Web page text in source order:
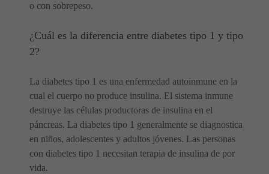
o con sobrepeso.
¿Cuál es la diferencia entre diabetes tipo 1 y tipo
2?
La diabetes tipo 1 es una enfermedad autoinmune en la
cual el cuerpo no produce insulina. El sistema inmune
destruye las células productoras de insulina en el
páncreas. La diabetes tipo 1 generalmente se diagnostica
en niños, adolescentes y adultos jóvenes. Las personas
con diabetes tipo 1 necesitan terapia de insulina de por
vida.